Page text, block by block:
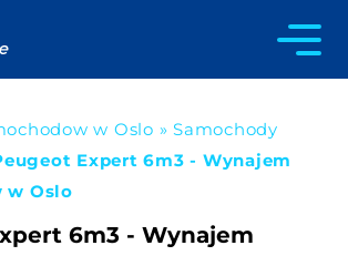
w Oslo » Samochody
Expert 6m3 - Wynajem
w Oslo
6m3 - Wynajem